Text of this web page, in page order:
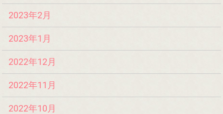
2023年2月
2023年1月
2022年12月
2022年11月
2022年10月